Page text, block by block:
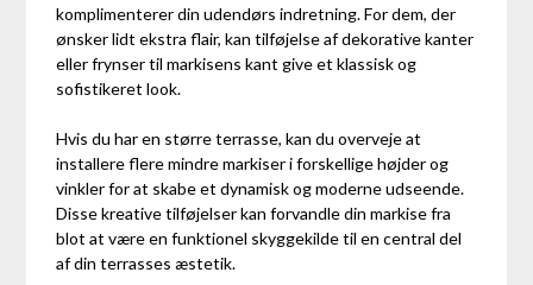
komplimenterer din udendørs indretning. For dem, der
ønsker lidt ekstra flair, kan tilføjelse af dekorative kanter
eller frynser til markisens kant give et klassisk og
sofistikeret look.
Hvis du har en større terrasse, kan du overveje at
installere flere mindre markiser i forskellige højder og
vinkler for at skabe et dynamisk og moderne udseende.
Disse kreative tilføjelser kan forvandle din markise fra
blot at være en funktionel skyggekilde til en central del
af din terrasses æstetik.